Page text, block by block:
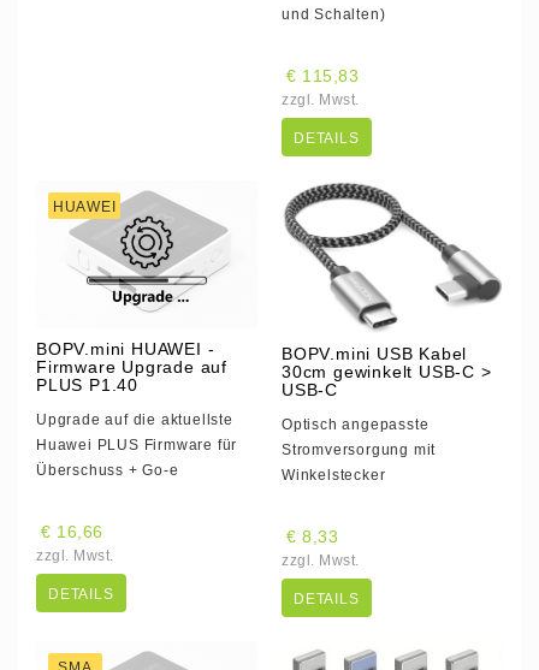
und Schalten)
€ 115,83
zzgl. Mwst.
DETAILS
HUAWEI
BOPV.mini HUAWEI -
Firmware Upgrade auf
PLUS P1.40
Upgrade auf die aktuellste
Huawei PLUS Firmware für
Überschuss + Go-e
€ 16,66
zzgl. Mwst.
DETAILS
BOPV.mini USB Kabel
30cm gewinkelt USB-C >
USB-C
Optisch angepasste
Stromversorgung mit
Winkelstecker
€ 8,33
zzgl. Mwst.
DETAILS